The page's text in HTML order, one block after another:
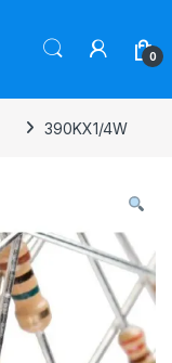
0
390KX1/4W